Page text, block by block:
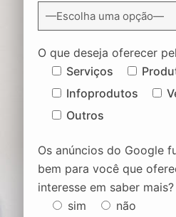
O que deseja oferecer
Serviços
Infoprodutos
Outros
Os anúncios do Google
bem para você que
interesse em saber mais?
sim
não